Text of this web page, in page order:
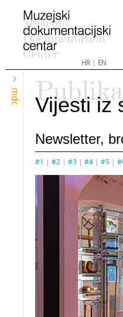
HR| EN
mdc Vijesti iz
Newsletter,
#1 #2 #3 #4 #5